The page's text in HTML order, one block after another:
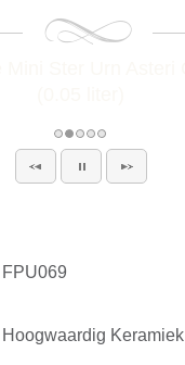
FPU069
Hoogwaardig Keramiek